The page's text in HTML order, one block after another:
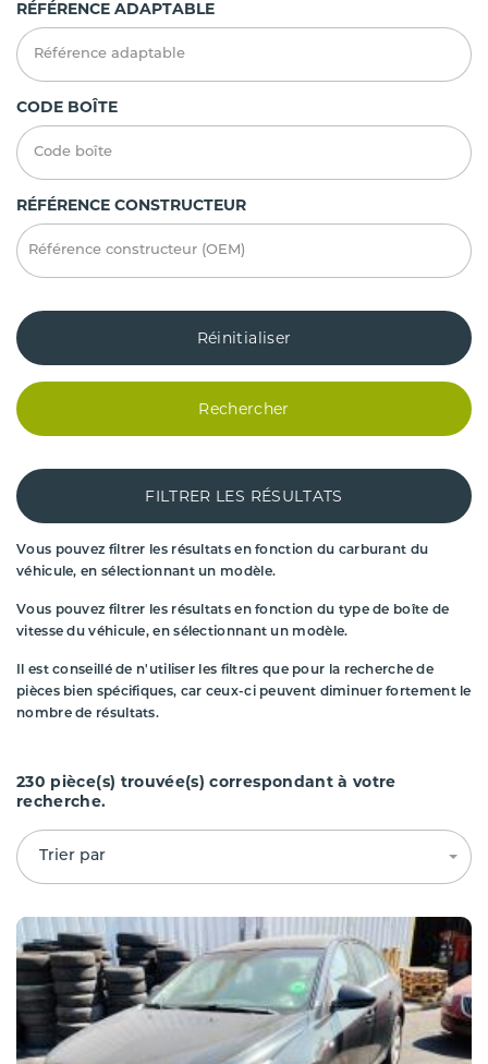
RÉFÉRENCE ADAPTABLE
CODE BOÎTE
RÉFÉRENCE CONSTRUCTEUR
Réinitialiser
Rechercher
FILTRER LES RÉSULTATS
Vous pouvez filtrer les résultats en fonction du carburant du
véhicule, en sélectionnant un modèle.
Vous pouvez filtrer les résultats en fonction du type de boîte de
vitesse du véhicule, en sélectionnant un modèle.
Il est conseillé de n'utiliser les filtres que pour la recherche de
pièces bien spécifiques, car ceux-ci peuvent diminuer fortement le
nombre de résultats.
230 pièce(s) trouvée(s) correspondant à votre
recherche.
Trier par